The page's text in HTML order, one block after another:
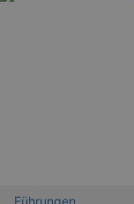
Führungen